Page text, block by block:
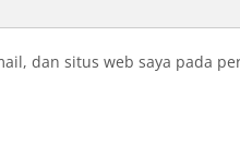
dan situs web saya pada